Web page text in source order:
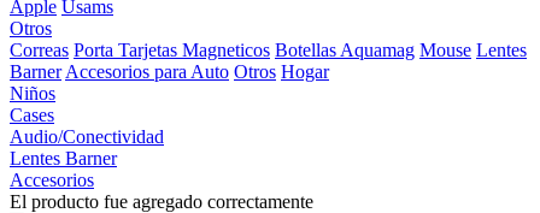
Apple Usams
Otros
Correas Porta Tarjetas Magneticos Botellas Aquamag Mouse Lentes
Barner Accesorios para Auto Otros Hogar
Niños
Cases
Audio/Conectividad
Lentes Barner
Accesorios
El producto fue agregado correctamente